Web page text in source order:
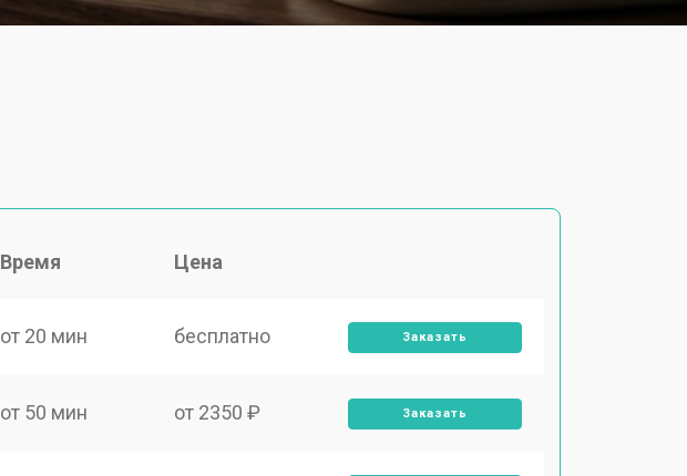
Время Цена
от 20 мин бесплатно Заказать
от 50 мин от 2350 ₽ Заказать